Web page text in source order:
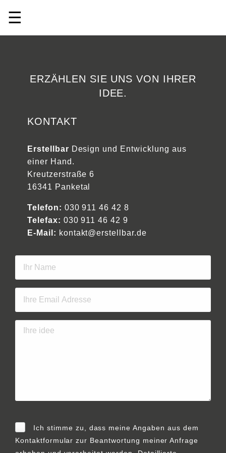
☰
ERZÄHLEN SIE UNS VON IHRER
IDEE.
KONTAKT
Erstellbar Design und Entwicklung aus
einer Hand.
Kreutzerstraße 6
16341 Panketal
Telefon: 030 911 46 42 8
Telefax: 030 911 46 42 9
E-Mail: kontakt@erstellbar.de
Ich stimme zu, dass meine Angaben aus dem
Kontaktformular zur Beantwortung meiner Anfrage